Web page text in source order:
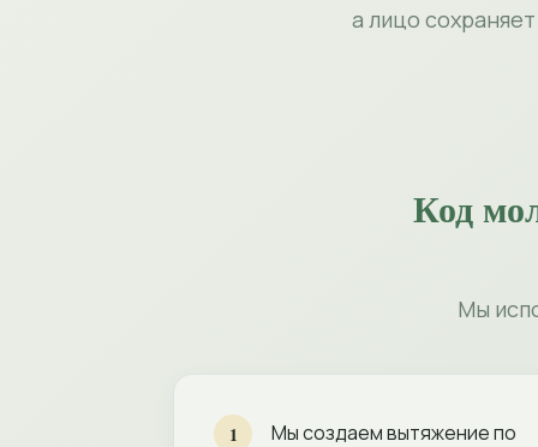
а лицо
Код
Мы
1 Мы создаем вытяжение по